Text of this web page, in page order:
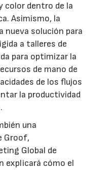
color dentro de la
Asimismo, la
nueva solución para
a talleres de
para optimizar la
de mano de
de los flujos
la productividad
una
Groof,
Global de
explicará cómo el